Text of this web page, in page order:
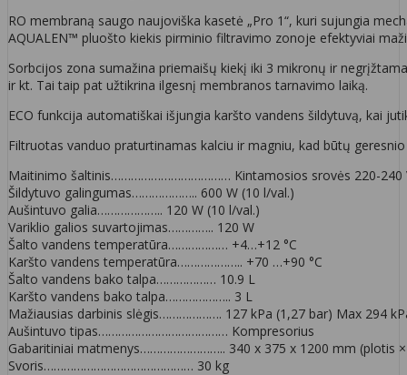
RO membraną saugo naujoviška kasetė „Pro 1“, kuri sujungia
AQUALEN™ pluošto kiekis pirminio filtravimo zonoje efektyviai
Sorbcijos zona sumažina priemaišų kiekį iki 3 mikronų ir
ir kt. Tai taip pat užtikrina ilgesnį membranos tarnavimo laiką.
ECO funkcija automatiškai išjungia karšto vandens šildytuvą, kai
Filtruotas vanduo praturtinamas kalciu ir magniu, kad būtų
Maitinimo šaltinis……………………………… Kintamosios srovės 220-240
Šildytuvo galingumas……………….. 600 W (10 l/val.)
Aušintuvo galia……………….. 120 W (10 l/val.)
Variklio galios suvartojimas………….. 120 W
Šalto vandens temperatūra……………… +4…+12 °C
Karšto vandens temperatūra……………….. +70 …+90 °С
Šalto vandens bako talpa……………… 10.9 L
Karšto vandens bako talpa……………….. 3 L
Mažiausias darbinis slėgis………………. 127 kPa (1,27 bar) Max 294
Aušintuvo tipas………………………………… Kompresorius
Gabaritiniai matmenys…………………….. 340 х 375 х 1200 mm (plotis ×
Svoris……………………………………… 30 kg